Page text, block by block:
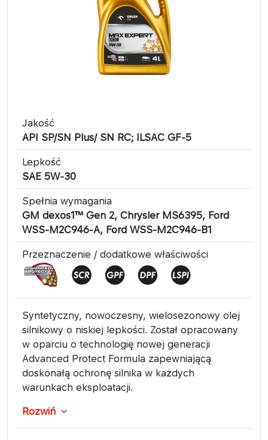
Jakość
API SP/SN Plus/ SN RC; ILSAC GF-5
Lepkość
SAE 5W-30
Spełnia wymagania
GM dexos1™ Gen 2, Chrysler MS6395, Ford
WSS-M2C946-A, Ford WSS-M2C946-B1
Przeznaczenie / dodatkowe właściwości
Syntetyczny, nowoczesny, wielosezonowy olej
silnikowy o niskiej lepkości. Został opracowany
w oparciu o technologię nowej generacji
Advanced Protect Formula zapewniającą
doskonałą ochronę silnika w każdych
warunkach eksploatacji.
Rozwiń